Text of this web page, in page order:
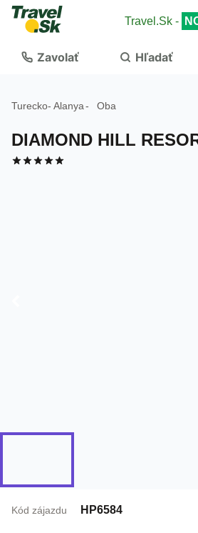
Travel.Sk -
Zavolať Hľadať
Turecko- Alanya- Oba
DIAMOND HILL